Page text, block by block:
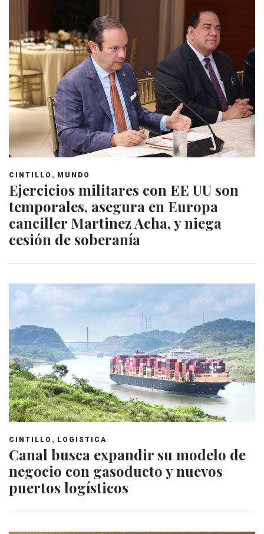
CINTILLO , MUNDO
Ejercicios militares con EE UU son
temporales, asegura en Europa
canciller Martinez Acha, y niega
cesión de soberanía
CINTILLO , LOGISTICA
Canal busca expandir su modelo de
negocio con gasoducto y nuevos
puertos logísticos